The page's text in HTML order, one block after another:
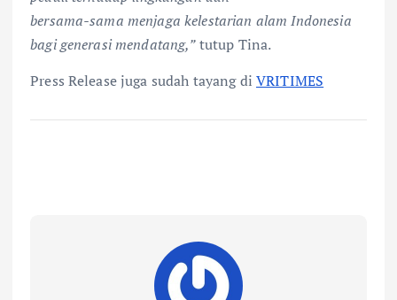
bersama-sama menjaga kelestarian alam Indonesia
bagi generasi mendatang,”tutup Tina.
Press Release juga sudah tayang diVRITIMES